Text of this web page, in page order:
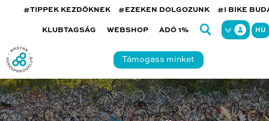
#TIPPEK KEZDŐKNEK #EZEKEN DOLGOZUNK #I BIKE
KLUBTAGSÁG WEBSHOP ADÓ 1% HU
Támogass minket